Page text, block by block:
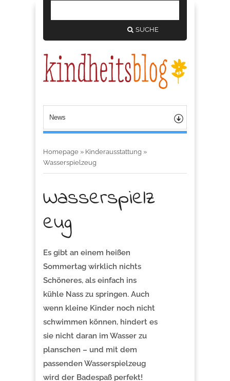
SUCHE
Homepage » Kinderausstattung »
Wasserspielzeug
Wasserspielz
eug
Es gibt an einem heißen
Sommertag wirklich nichts
Schöneres, als einfach ins
kühle Nass zu springen. Auch
wenn kleine Kinder noch nicht
schwimmen können, hindert es
sie nicht daran im Wasser zu
planschen – und mit dem
passenden Wasserspielzeug
wird der Badespaß perfekt!